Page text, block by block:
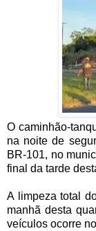
O caminhão-
na noite de
BR-101, no
final da tarde
A limpeza total
manhã desta
veículos ocorre